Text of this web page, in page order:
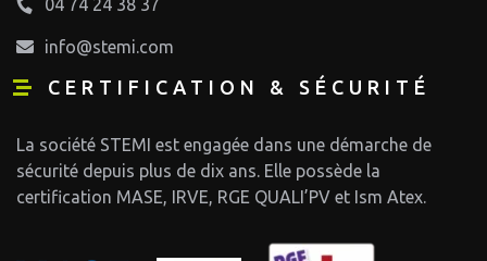
04 74 24 38 37
info@stemi.com
CERTIFICATION & SÉCURITÉ
La société STEMI est engagée dans une démarche de
sécurité depuis plus de dix ans. Elle possède la
certification MASE, IRVE, RGE QUALI’PV et Ism Atex.